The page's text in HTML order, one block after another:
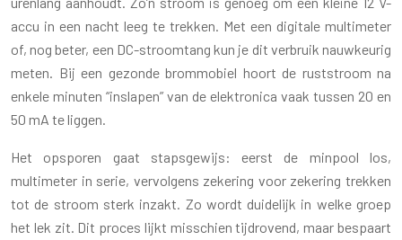
accu in een nacht leeg te trekken. Met een digitale multimeter
of, nog beter, een DC-stroomtang kun je dit verbruik nauwkeurig
meten. Bij een gezonde brommobiel hoort de ruststroom na
enkele minuten “inslapen” van de elektronica vaak tussen 20 en
50 mA te liggen.
Het opsporen gaat stapsgewijs: eerst de minpool los,
multimeter in serie, vervolgens zekering voor zekering trekken
tot de stroom sterk inzakt. Zo wordt duidelijk in welke groep
het lek zit. Dit proces lijkt misschien tijdrovend, maar bespaart